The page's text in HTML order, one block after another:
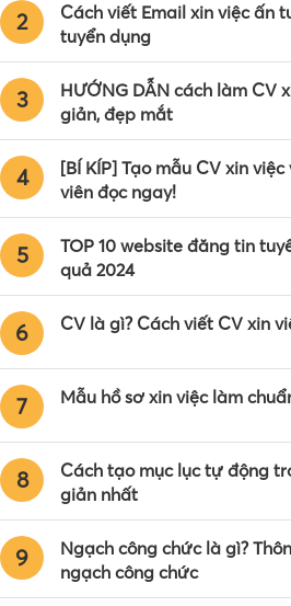
2
Cách viết Email xin việc ấn
tuyển dụng
3
HƯỚNG DẪN cách làm CV
giản, đẹp mắt
4
[BÍ KÍP] Tạo mẫu CV xin
viên đọc ngay!
5
TOP 10 website đăng tin
quả 2024
6 CV là gì? Cách viết CV xin
7 Mẫu hồ sơ xin việc làm
8
Cách tạo mục lục tự động
giản nhất
9
Ngạch công chức là gì?
ngạch công chức